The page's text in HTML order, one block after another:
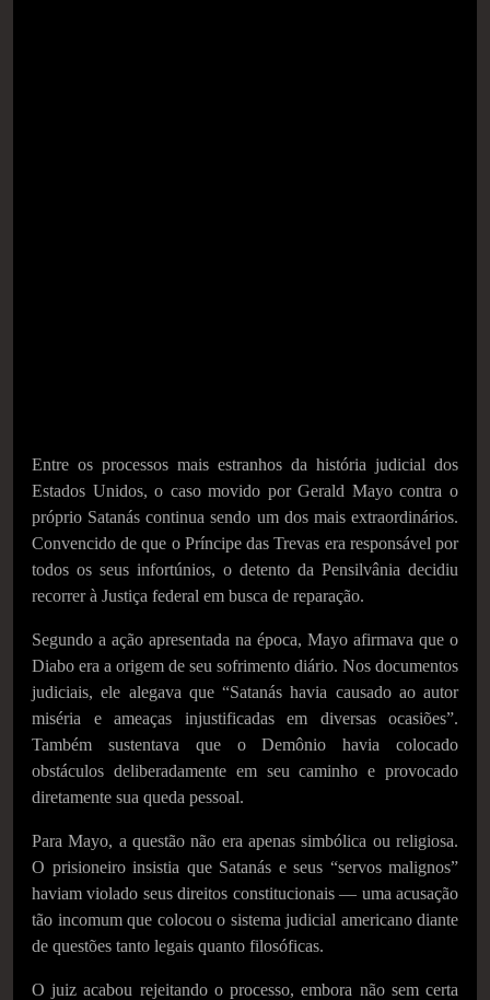
Entre os processos mais estranhos da história judicial dos
Estados Unidos, o caso movido por Gerald Mayo contra o
próprio Satanás continua sendo um dos mais extraordinários.
Convencido de que o Príncipe das Trevas era responsável por
todos os seus infortúnios, o detento da Pensilvânia decidiu
recorrer à Justiça federal em busca de reparação.
Segundo a ação apresentada na época, Mayo afirmava que o
Diabo era a origem de seu sofrimento diário. Nos documentos
judiciais, ele alegava que “Satanás havia causado ao autor
miséria e ameaças injustificadas em diversas ocasiões”.
Também sustentava que o Demônio havia colocado
obstáculos deliberadamente em seu caminho e provocado
diretamente sua queda pessoal.
Para Mayo, a questão não era apenas simbólica ou religiosa.
O prisioneiro insistia que Satanás e seus “servos malignos”
haviam violado seus direitos constitucionais — uma acusação
tão incomum que colocou o sistema judicial americano diante
de questões tanto legais quanto filosóficas.
O juiz acabou rejeitando o processo, embora não sem certa